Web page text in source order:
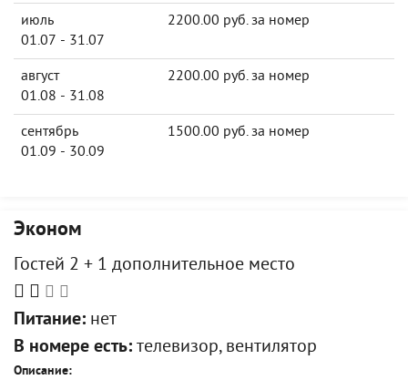
июль
01.07 - 31.07
2200.00 руб. за номер
август
01.08 - 31.08
2200.00 руб. за номер
сентябрь
01.09 - 30.09
1500.00 руб. за номер
Эконом
Гостей 2 + 1 дополнительное место
Питание: нет
В номере есть: телевизор, вентилятор
Описание: